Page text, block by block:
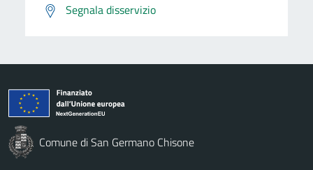
Segnala disservizio
Comune di San Germano Chisone